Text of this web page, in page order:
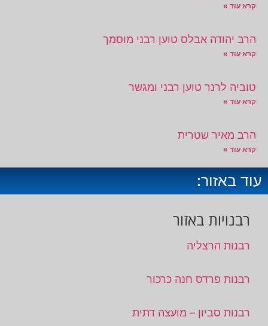
קרא עוד »
הרב יהודה אבלס טוען רבני מוסמך
קרא עוד »
טוביה לרנר טוען רבני ומגשר
קרא עוד »
הרב מאיר שטרית
קרא עוד »
עוד באזור:
רבנויות באזור
רבנות הרצליה
רבנות פרדס חנה כרכור
רבנות סביון – מועצה דתית